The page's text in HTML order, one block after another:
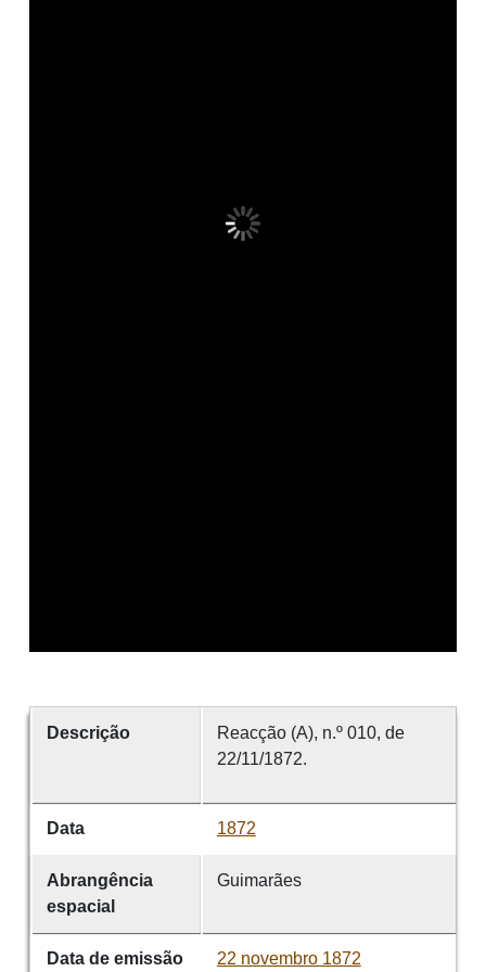
Descrição
Reacção (A), n.º 010, de
22/11/1872.
Data 1872
Abrangência
espacial
Guimarães
Data de emissão 22 novembro 1872